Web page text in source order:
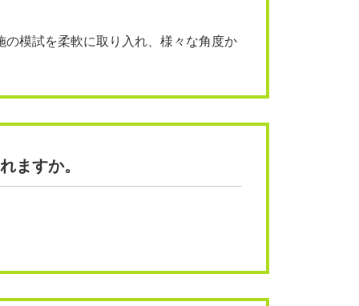
模試を柔軟に取り入れ、様々な角度か
ますか。